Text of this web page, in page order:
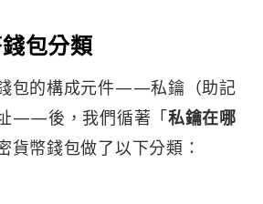
包分類
包的構成元件——私鑰（助記
——後，我們循著「私鑰在哪
貨幣錢包做了以下分類：